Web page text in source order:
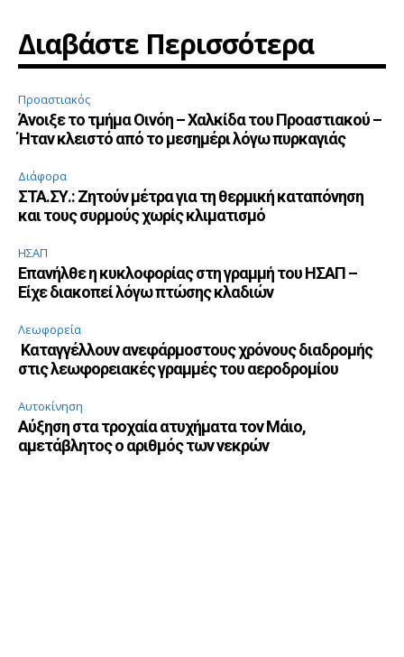
Διαβάστε Περισσότερα
Προαστιακός
Άνοιξε το τμήμα Οινόη – Χαλκίδα του Προαστιακού –
Ήταν κλειστό από το μεσημέρι λόγω πυρκαγιάς
Διάφορα
ΣΤΑ.ΣΥ.: Ζητούν μέτρα για τη θερμική καταπόνηση
και τους συρμούς χωρίς κλιματισμό
ΗΣΑΠ
Επανήλθε η κυκλοφορίας στη γραμμή του ΗΣΑΠ –
Είχε διακοπεί λόγω πτώσης κλαδιών
Λεωφορεία
Καταγγέλλουν ανεφάρμοστους χρόνους διαδρομής
στις λεωφορειακές γραμμές του αεροδρομίου
Αυτοκίνηση
Αύξηση στα τροχαία ατυχήματα τον Μάιο,
αμετάβλητος ο αριθμός των νεκρών